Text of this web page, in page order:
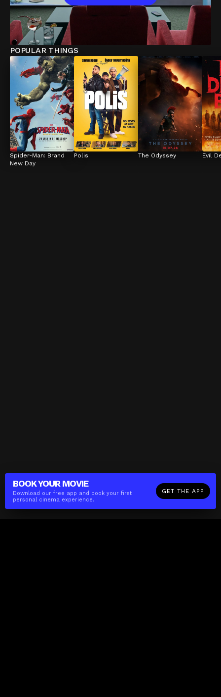
BOOK YOUR MOVIE
Download our free app and book your first
personal cinema experience.
GET THE APP
POPULAR THINGS
Spider-Man: Brand
New Day
Polis The Odyssey Evil